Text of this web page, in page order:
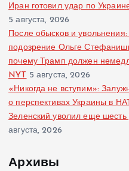
Иран готовил удар по
5 августа, 2026
После обысков и
подозрение Ольге
почему Трамп должен
NYT 5 августа, 2026
«Никогда не вступим»:
о перспективах Украины в
Зеленский уволил еще шесть
августа, 2026
Архивы